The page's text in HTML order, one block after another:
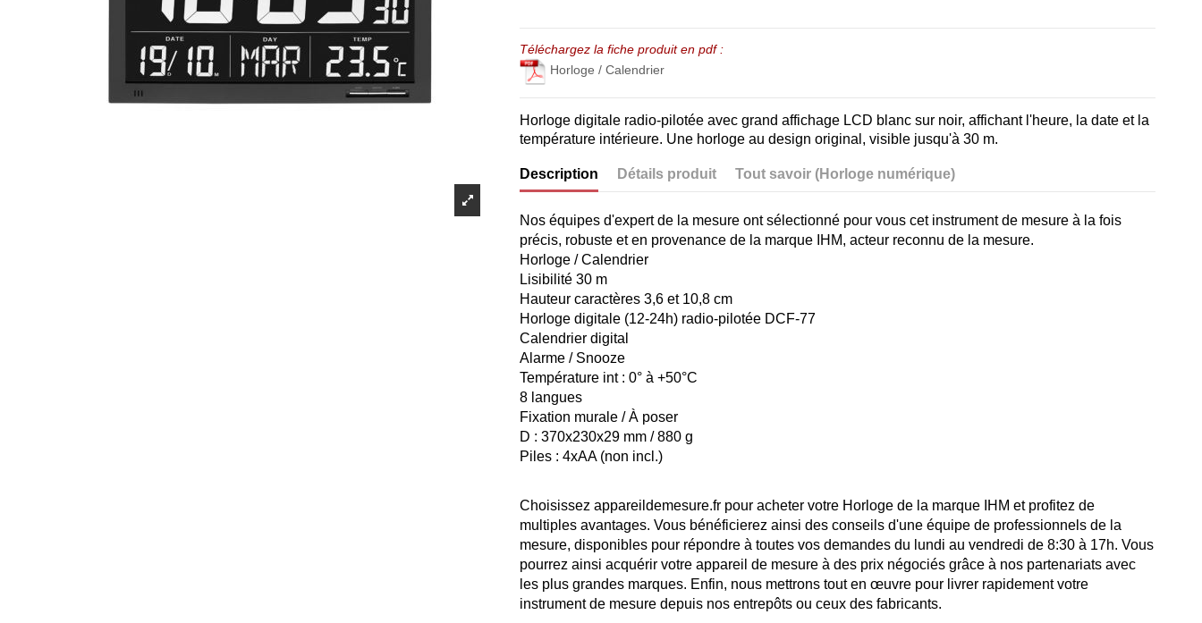
Téléchargez la fiche produit en pdf :
Horloge / Calendrier
Horloge digitale radio-pilotée avec grand affichage LCD blanc sur noir, affichant l'heure, la date et la
température intérieure. Une horloge au design original, visible jusqu'à 30 m.
Description Détails produit Tout savoir (Horloge numérique)
Nos équipes d'expert de la mesure ont sélectionné pour vous cet instrument de mesure à la fois
précis, robuste et en provenance de la marque IHM, acteur reconnu de la mesure.
Horloge / Calendrier
Lisibilité 30 m
Hauteur caractères 3,6 et 10,8 cm
Horloge digitale (12-24h) radio-pilotée DCF-77
Calendrier digital
Alarme / Snooze
Température int : 0° à +50°C
8 langues
Fixation murale / À poser
D : 370x230x29 mm / 880 g
Piles : 4xAA (non incl.)
Choisissez appareildemesure.fr pour acheter votre Horloge de la marque IHM et profitez de
multiples avantages. Vous bénéficierez ainsi des conseils d'une équipe de professionnels de la
mesure, disponibles pour répondre à toutes vos demandes du lundi au vendredi de 8:30 à 17h. Vous
pourrez ainsi acquérir votre appareil de mesure à des prix négociés grâce à nos partenariats avec
les plus grandes marques. Enfin, nous mettrons tout en œuvre pour livrer rapidement votre
instrument de mesure depuis nos entrepôts ou ceux des fabricants.